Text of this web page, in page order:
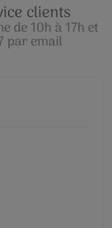
clients
de 10h à 17h et
par email